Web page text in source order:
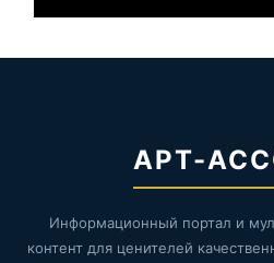
АРТ-
Информационный портал и
контент для ценителей